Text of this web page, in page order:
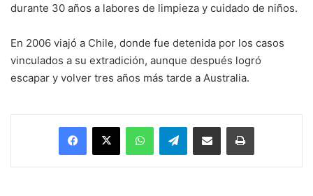
durante 30 años a labores de limpieza y cuidado de niños.
En 2006 viajó a Chile, donde fue detenida por los casos
vinculados a su extradición, aunque después logró
escapar y volver tres años más tarde a Australia.
Facebook
X WhatsAppTelegramEnviar vía email Imprimir